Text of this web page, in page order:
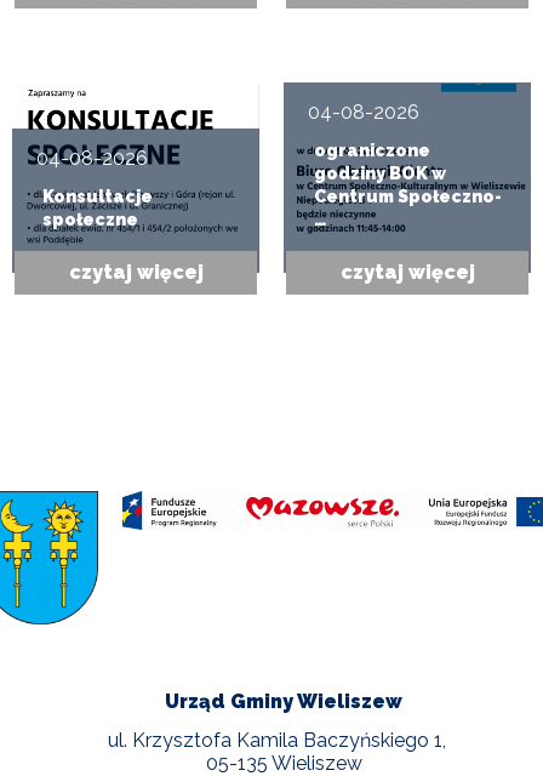
04-08-2026
Konsultacje
społeczne
czytaj więcej
04-08-2026
ograniczone
godziny BOK w
Centrum Społeczno-
…
czytaj więcej
Urząd Gminy Wieliszew
ul. Krzysztofa Kamila Baczyńskiego 1,
05-135 Wieliszew